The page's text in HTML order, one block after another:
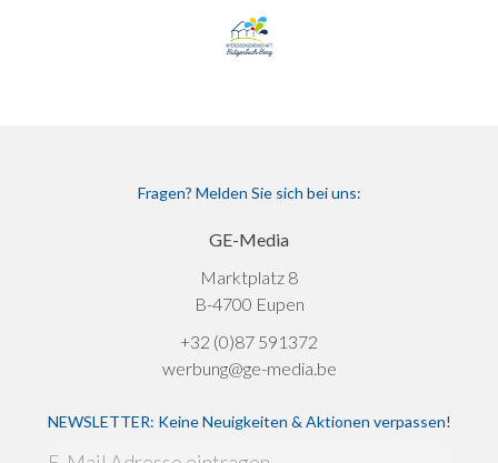
Fragen? Melden Sie sich bei uns:
GE-Media
Marktplatz 8
B-4700 Eupen
+32 (0)87 591372
werbung@ge-media.be
NEWSLETTER: Keine Neuigkeiten & Aktionen verpassen!